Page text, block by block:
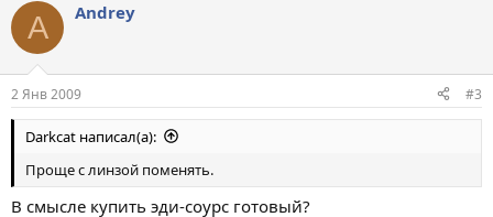
A Andrey
2 Янв 2009 #3
Darkcat написал(а):
Проще с линзой поменять.
В смысле купить эди-соурс готовый?